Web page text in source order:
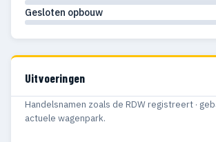
Gesloten opbouw
Uitvoeringen
Handelsnamen zoals de RDW registreert ·
actuele wagenpark.